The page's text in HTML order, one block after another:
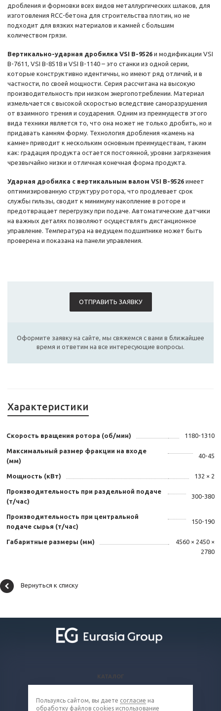
дробления и формовки всех видов металлургических шлаков, для
изготовления RCC-бетона для строительства плотин, но не
подходит для вязких материалов и камней с большим
количеством грязи.
Вертикально-ударная дробилка VSI В-9526 и модификации VSI
В-7611, VSI В-8518 и VSI В-1140 – это станки из одной серии,
которые конструктивно идентичны, но имеют ряд отличий, и в
частности, по своей мощности. Серия рассчитана на высокую
производительность при низком энергопотреблении. Материал
измельчается с высокой скоростью вследствие саморазрушения
от взаимного трения и соударения. Одним из преимуществ этого
вида техники является то, что она может не только дробить, но и
придавать камням форму. Технология дробления «камень на
камне» приводит к нескольким основным преимуществам, таким
как: градация продукта остается постоянной, уровни загрязнения
чрезвычайно низки и отличная конечная форма продукта.
Ударная дробилка с вертикальным валом VSI В-9526 имеет
оптимизированную структуру ротора, что продлевает срок
службы гильзы, сводит к минимуму накопление в роторе и
предотвращает перегрузку при подаче. Автоматические датчики
на важных деталях позволяют осуществлять дистанционное
управление. Температура на ведущем подшипнике может быть
проверена и показана на панели управления.
ОТПРАВИТЬ ЗАЯВКУ
Оформите заявку на сайте, мы свяжемся с вами в ближайшее
время и ответим на все интересующие вопросы.
Характеристики
Скорость вращения ротора (об/мин) 1180-1310
Максимальный размер фракции на входе
(мм)
40-45
Мощность (кВт) 132 × 2
Производительность при раздельной подаче
(т/час)
300-380
Производительность при центральной
подаче сырья (т/час)
150-190
Габаритные размеры (мм)
4560 × 2450 ×
2780
Вернуться к списку
КАТАЛОГ
КОМПАНИЯ
Пользуясь сайтом, вы даете согласие на
обработку файлов cookies использование